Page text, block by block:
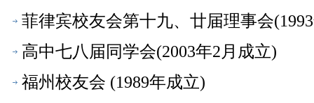
菲律宾校友会第十九、廿届理事会
高中七八届同学会(2003年2月成立)
福州校友会 (1989年成立)